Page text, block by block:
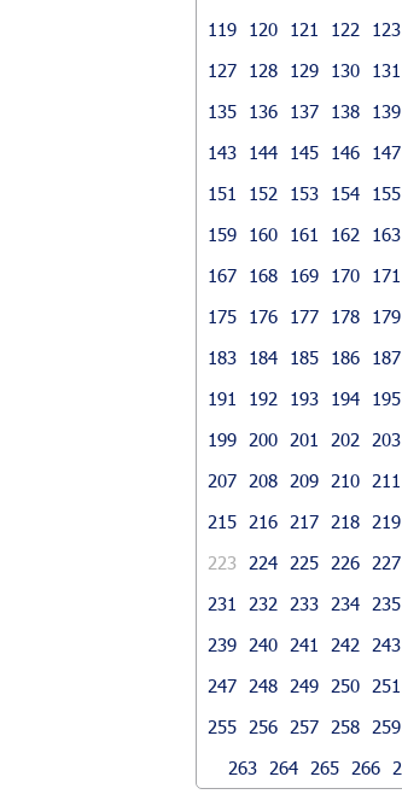
119
120 121 122 123
127
128 129 130 131
135
136 137 138 139
143
144 145 146 147
151
152 153 154 155
159
160 161 162 163
167
168 169 170 171
175
176 177 178 179
183
184 185 186 187
191
192 193 194 195
199
200 201 202 203
207
208 209 210 211
215
216 217 218 219
223
224 225 226 227
231
232 233 234 235
239
240 241 242 243
247
248 249 250 251
255
256 257 258 259
263
264 265 266